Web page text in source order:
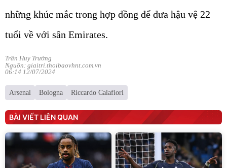
những khúc mắc trong hợp đồng để đưa hậu vệ 22
tuổi về với sân Emirates.
Trần Huy Trưởng
Nguồn: giaitri.thoibaovhnt.com.vn
06:14 12/07/2024
Arsenal Bologna Riccardo Calafiori
BÀI VIẾT LIÊN QUAN